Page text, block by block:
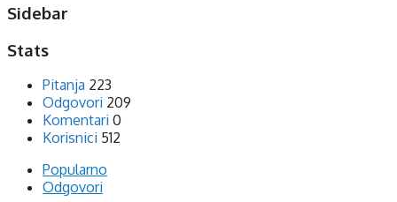
Sidebar
Stats
Pitanja 223
Odgovori 209
Komentari 0
Korisnici 512
Popularno
Odgovori